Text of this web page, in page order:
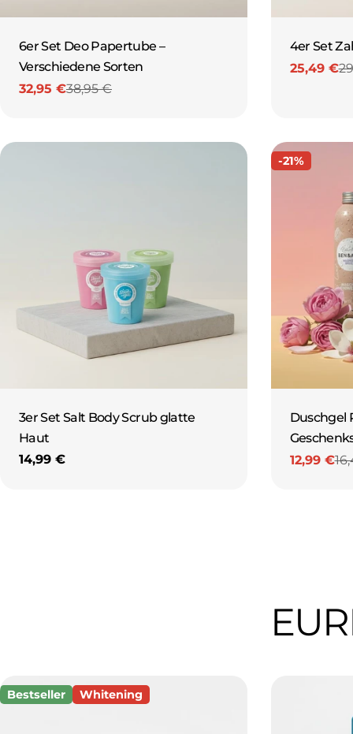
K
V
E
&
A
6er Set Deo Papertube –
Verschiedene Sorten
Verkaufspreis
32,95 €
Regulärer38,95 €
4er Set
25,49 €
3er Set Salt Body Scrub glatte
Haut
Regulärer
14,99 €
-21%
Duschgel
12,99 €
Bestseller Whitening